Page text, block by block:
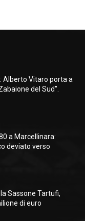
Alberto Vitaro porta a
del Sud”.
a Marcellinara:
deviato verso
Sassone Tartufi,
di euro